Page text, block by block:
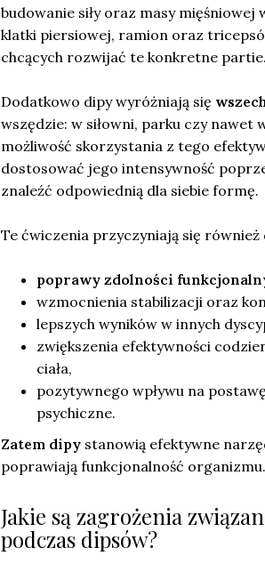
budowanie siły oraz masy mięśniowej
klatki piersiowej, ramion oraz
chcących rozwijać te konkretne partie.
Dodatkowo dipy wyróżniają się
wszędzie: w siłowni, parku czy nawet
możliwość skorzystania z tego
dostosować jego intensywność
znaleźć odpowiednią dla siebie formę.
Te ćwiczenia przyczyniają się również
poprawy zdolności
wzmocnienia stabilizacji oraz
lepszych wyników w innych
zwiększenia efektywności
ciała,
pozytywnego wpływu na
psychiczne.
Zatem dipy stanowią efektywne
poprawiają funkcjonalność organizmu.
Jakie są zagrożenia
podczas dipsów?